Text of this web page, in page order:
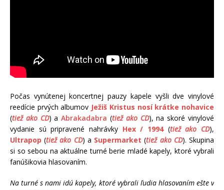
Počas vynútenej koncertnej pauzy kapele vyšli dve vinylové
reedície prvých albumov Ježiš Kristus nosí krátke nohavice
(tiež ako CD) aAbrakadabra (tiež ako CD), na skoré vinylové
vydanie sú pripravené nahrávky Hex / 1994(tiež ako CD),
Ultrapop (tiež ako CD) a Supermarket (tiež ako CD). Skupina
si so sebou na aktuálne turné berie mladé kapely, ktoré vybrali
fanúšikovia hlasovaním.
Na turné s nami idú kapely, ktoré vybrali ľudia hlasovaním ešte v